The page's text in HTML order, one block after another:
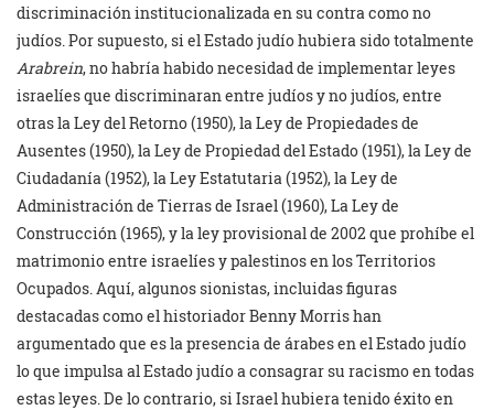
discriminación institucionalizada en su contra como no
judíos. Por supuesto, si el Estado judío hubiera sido totalmente
Arabrein, no habría habido necesidad de implementar leyes
israelíes que discriminaran entre judíos y no judíos, entre
otras la Ley del Retorno (1950), la Ley de Propiedades de
Ausentes (1950), la Ley de Propiedad del Estado (1951), la Ley de
Ciudadanía (1952), la Ley Estatutaria (1952), la Ley de
Administración de Tierras de Israel (1960), La Ley de
Construcción (1965), y la ley provisional de 2002 que prohíbe el
matrimonio entre israelíes y palestinos en los Territorios
Ocupados. Aquí, algunos sionistas, incluidas figuras
destacadas como el historiador Benny Morris han
argumentado que es la presencia de árabes en el Estado judío
lo que impulsa al Estado judío a consagrar su racismo en todas
estas leyes. De lo contrario, si Israel hubiera tenido éxito en